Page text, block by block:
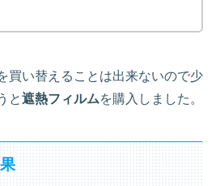
買い替えることは出来ないので少
と遮熱フィルムを購入しました。